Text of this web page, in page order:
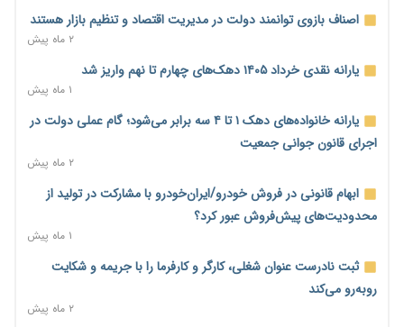
فضای مجازی را تکذیب کرد
۳ ساعت پیش
بیکاری ۷ درصدی روی کاغذ؛ آیا در واقعیت هم این چنین است؟
روز خبرنگار؛ مطالبه‌ای فراتر از تبریک برای پاسداشت حقیقت و
امنیت شغلی
همایش و مسابقه نذری ماه صفر برگزار شد
۲۱ ساعت پیش
زائران اربعین نگران ارز باقی‌مانده نباشند؛ خرید دینار در بانک‌ها و
صرافی‌ها
جنگ کریدورها وارد فاز جدید شد؛ سرمایه‌گذاری ۳۴۵ میلیارد دلاری
اصناف بازوی توانمند دولت در مدیریت اقتصاد و تنظیم بازار هستند
۲ ماه پیش
یارانه نقدی خرداد ۱۴۰۵ دهک‌های چهارم تا نهم واریز شد
۱ ماه پیش
یارانه خانواده‌های دهک ۱ تا ۴ سه برابر می‌شود؛ گام عملی دولت در
اجرای قانون جوانی جمعیت
۲ ماه پیش
ابهام قانونی در فروش خودرو/ایران‌خودرو با مشارکت در تولید از
محدودیت‌های پیش‌فروش عبور کرد؟
۱ ماه پیش
ثبت نادرست عنوان شغلی، کارگر و کارفرما را با جریمه و شکایت
روبه‌رو می‌کند
۲ ماه پیش